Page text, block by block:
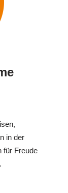
in der
für Freude